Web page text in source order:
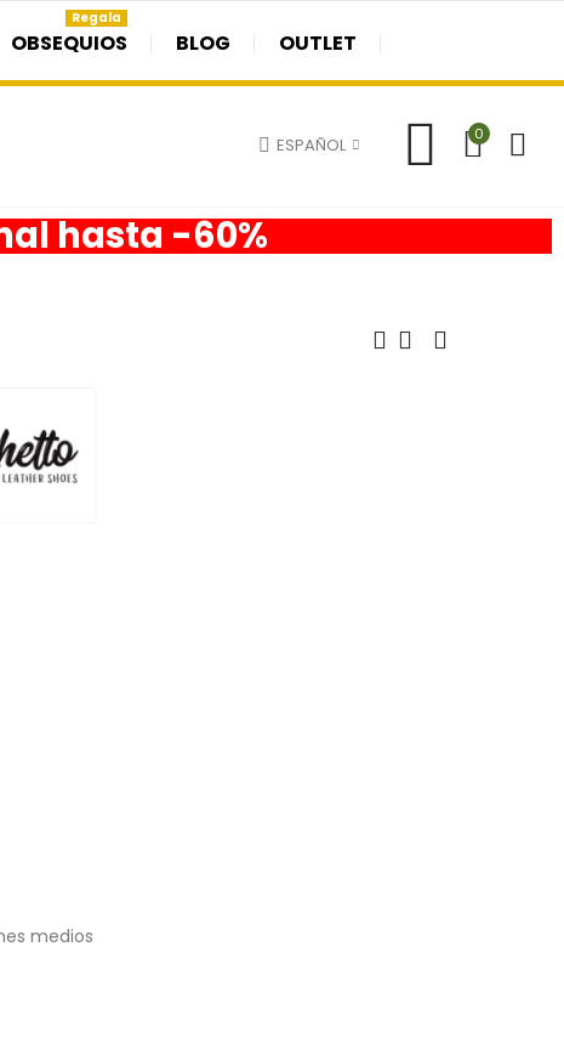
OBSEQUIOS
Regala
BLOG OUTLET
ESPAÑOL 0
hasta -60%
medios